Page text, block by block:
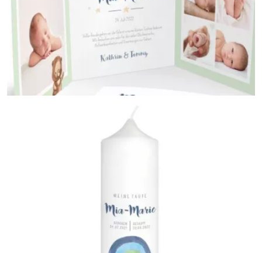
Einladung zur Taufe
{farbicons}
Geburtskarten
{farbicons}